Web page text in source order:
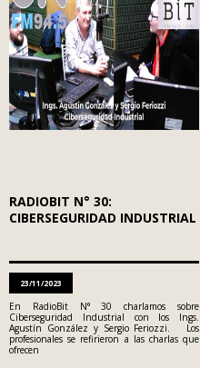
RADIOBIT N° 30:
CIBERSEGURIDAD INDUSTRIAL
23/11/2023
En RadioBit N° 30 charlamos sobre
Ciberseguridad Industrial con los Ings.
Agustín González y Sergio Feriozzi. Los
profesionales se refirieron a las charlas que
ofrecen